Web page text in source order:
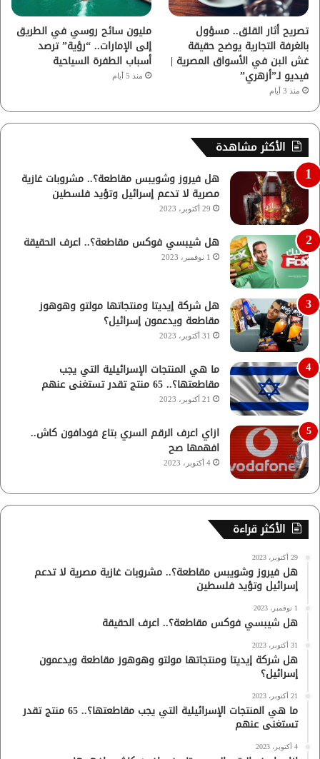
تصريح أثار القلق.. مسؤول
بالغرفة التجارية يوضح حقيقة
غش البن في الأسواق المصرية |
فيديو لـ”أزهري”
منذ 3 أيام
مليون سائح روسي في الطريق
إلى الإمارات.. “رؤية” ترصد
أسباب الطفرة السياحية
منذ 5 أيام
الأكثر مشاهدة
هل فيروز وشويبس مقاطعة؟.. مشروبات غازية
مصرية لا تدعم إسرائيل وتؤيد فلسطين
29 أكتوبر، 2023
هل شيبسي فوكس مقاطعة؟.. اعرف الحقيقة
1 نوفمبر، 2023
هل شركة إيديتا ومنتجاتها مولتو وهوهوز
مقاطعة ويدعمون إسرائيل؟
31 أكتوبر، 2023
ما هي المنتجات الإسرائيلية التي يجب
مقاطعتها؟.. 65 منتج تقدر تستغنى عنهم
21 أكتوبر، 2023
ازاي اعرف الرقم السري بتاع فودافون كاش..
افهمها صح
4 أكتوبر، 2023
الأكثر قراءة
29 أكتوبر، 2023
هل فيروز وشويبس مقاطعة؟.. مشروبات غازية مصرية لا تدعم
إسرائيل وتؤيد فلسطين
1 نوفمبر، 2023
هل شيبسي فوكس مقاطعة؟.. اعرف الحقيقة
31 أكتوبر، 2023
هل شركة إيديتا ومنتجاتها مولتو وهوهوز مقاطعة ويدعمون
إسرائيل؟
21 أكتوبر، 2023
ما هي المنتجات الإسرائيلية التي يجب مقاطعتها؟.. 65 منتج تقدر
تستغنى عنهم
4 أكتوبر، 2023